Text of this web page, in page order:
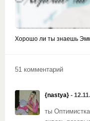
Хорошо ли ты знаешь
51 комментарий
{nastya} -
ты